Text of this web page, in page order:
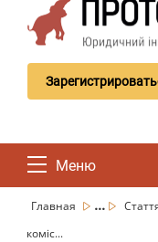
Меню
Главная ...
коміс...